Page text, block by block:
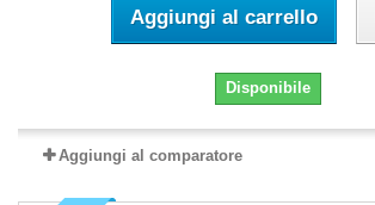
Aggiungi al carrello
Disponibile
Aggiungi al comparatore